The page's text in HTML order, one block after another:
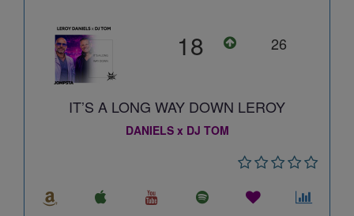
18 26
IT’S A LONG WAY DOWN LEROY
DANIELS x DJ TOM